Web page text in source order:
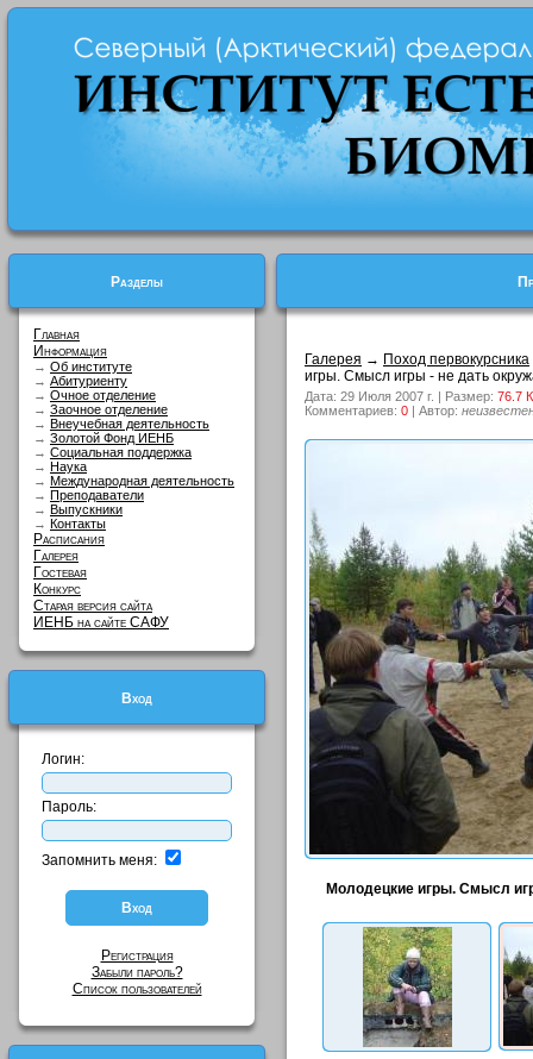
Разделы
Главная
Информация
→ Об институте
→ Абитуриенту
→ Очное отделение
→ Заочное отделение
→ Внеучебная деятельность
→ Золотой Фонд ИЕНБ
→ Социальная поддержка
→ Наука
→ Международная деятельность
→ Преподаватели
→ Выпускники
→ Контакты
Расписания
Галерея
Гостевая
Конкурс
Старая версия сайта
ИЕНБ на сайте САФУ
Вход
Логин:
Пароль:
Запомнить меня:
Регистрация
Забыли пароль?
Список пользователей
Галерея → Поход первокурсника
игры. Смысл игры - не дать
Дата: 29 Июля 2007 г. | Размер: 76.7
Комментариев: 0 | Автор:
Молодецкие игры. Смысл